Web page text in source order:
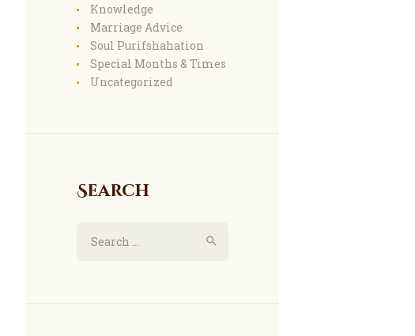
Knowledge
Marriage Advice
Soul Purifshahation
Special Months & Times
Uncategorized
Search